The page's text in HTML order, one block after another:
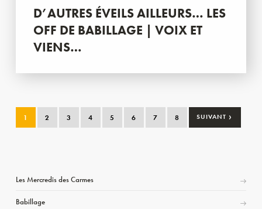
D’AUTRES ÉVEILS AILLEURS… LES
OFF DE BABILLAGE | VOIX ET
VIENS…
1 2 3 4 5 6 7 8 SUIVANT ›
Les Mercredis des Carmes
Babillage